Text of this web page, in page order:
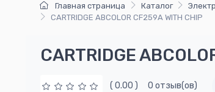
Главная страница Каталог
CARTRIDGE ABCOLOR CF259A WITH CHIP
CARTRIDGE
( 0.00 ) 0 отзыв(ов)